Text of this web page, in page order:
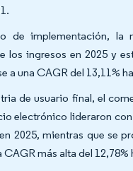
de implementación, la
los ingresos en 2025 y
a una CAGR del 13,11%
de usuario final, el
electrónico lideraron con
2025, mientras que se
CAGR más alta del 12,78%